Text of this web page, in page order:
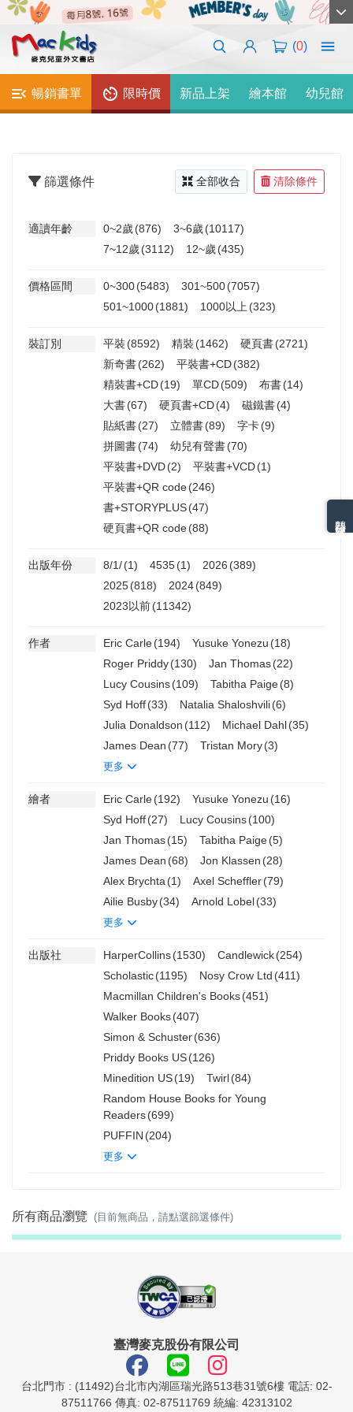
(0)
暢銷書單 限時價 新品上架 繪本館 幼兒館
篩選條件 全部收合 清除條件
適讀年齡 0~2歲(876) 3~6歲(10117)
7~12歲(3112) 12~歲(435)
價格區間 0~300(5483) 301~500(7057)
501~1000(1881) 1000以上 (323)
裝訂別 平裝 (8592) 精裝 (1462) 硬頁書(2721)
新奇書(262) 平裝書+CD(382)
精裝書+CD(19) 單CD(509) 布書(14)
大書(67) 硬頁書+CD(4) 磁鐵書(4)
貼紙書(27) 立體書(89) 字卡(9)
拼圖書(74) 幼兒有聲書(70)
平裝書+DVD(2) 平裝書+VCD(1)
平裝書+QR code(246)
書+STORYPLUS(47)
硬頁書+QR code(88)
出版年份 8/1/(1) 4535(1) 2026 (389)
2025(818) 2024(849)
2023以前(11342)
作者 Eric Carle(194) Yusuke Yonezu (18)
Roger Priddy(130) Jan Thomas(22)
Lucy Cousins(109) Tabitha Paige(8)
Syd Hoff(33) Natalia Shaloshvili(6)
Julia Donaldson (112) Michael Dahl(35)
James Dean (77) Tristan Mory(3)
更多
繪者 Eric Carle(192) Yusuke Yonezu (16)
Syd Hoff(27) Lucy Cousins(100)
Jan Thomas(15) Tabitha Paige(5)
James Dean (68) Jon Klassen (28)
Alex Brychta (1) Axel Scheffler(79)
Ailie Busby(34) Arnold Lobel(33)
更多
出版社 HarperCollins(1530) Candlewick(254)
Scholastic(1195) Nosy Crow Ltd (411)
Macmillan Children's Books(451)
Walker Books(407)
Simon & Schuster(636)
Priddy Books US(126)
Minedition US(19) Twirl(84)
Random House Books for Young
Readers(699)
PUFFIN (204)
更多
所有商品瀏覽 (目前無商品，請點選篩選條件)
臺灣麥克股份有限公司
台北門市 : (11492)台北市內湖區瑞光路513巷31號6樓 電話: 02-
87511766 傳真: 02-87511769 統編: 42313102